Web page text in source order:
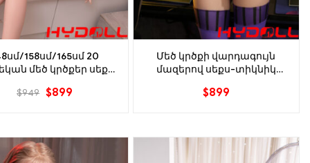
158սմ/165սմ 20
մեծ կրծքեր սեքս
$949 $899
Մեծ կրծքի վարդագույն
մազերով սեքս-տիկնիկ
$899